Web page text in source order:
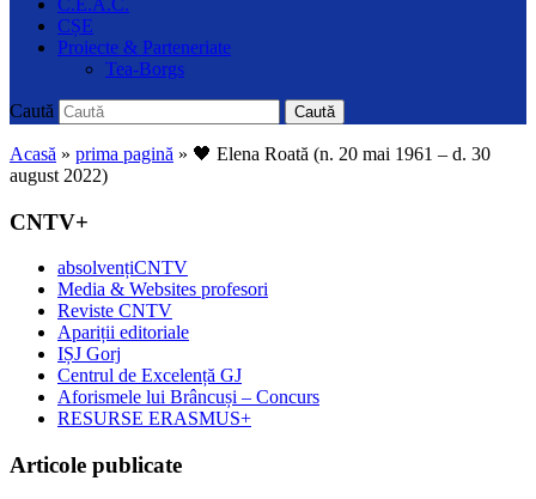
C.E.A.C.
CȘE
Proiecte & Parteneriate
Tea-Borgs
Caută Caută
Acasă » prima pagină » 🖤 Elena Roată (n. 20 mai 1961 – d. 30
august 2022)
CNTV+
absolvențiCNTV
Media & Websites profesori
Reviste CNTV
Apariții editoriale
IȘJ Gorj
Centrul de Excelență GJ
Aforismele lui Brâncuși – Concurs
RESURSE ERASMUS+
Articole publicate